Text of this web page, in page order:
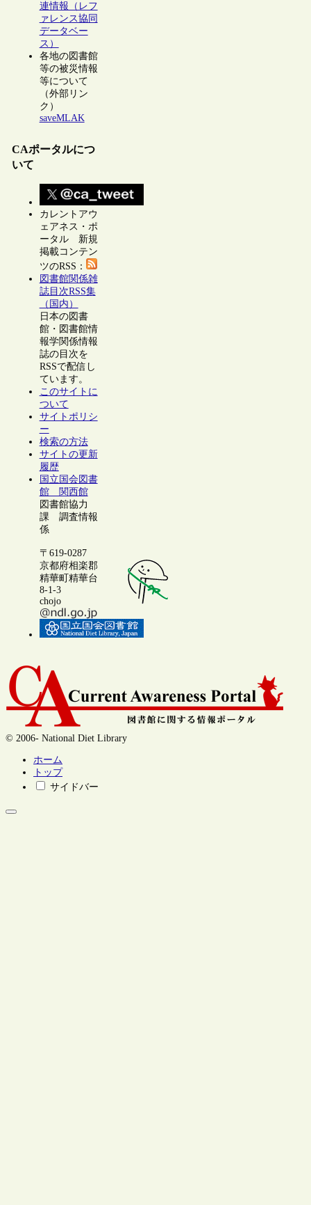
連情報（レフ
ァレンス協同
データベー
ス）
各地の図書館
等の被災情報
等について
（外部リン
ク）
saveMLAK
CAポータルにつ
いて
カレントアウ
ェアネス・ポ
ータル 新規
掲載コンテン
ツのRSS：
図書館関係雑
誌目次RSS集
（国内）
日本の図書
館・図書館情
報学関係情報
誌の目次を
RSSで配信し
ています。
このサイトに
ついて
サイトポリシ
ー
検索の方法
サイトの更新
履歴
国立国会図書
館 関西館
図書館協力
課 調査情報
係
〒619-0287
京都府相楽郡
精華町精華台
8-1-3
chojo
© 2006- National Diet Library
ホーム
トップ
サイドバー